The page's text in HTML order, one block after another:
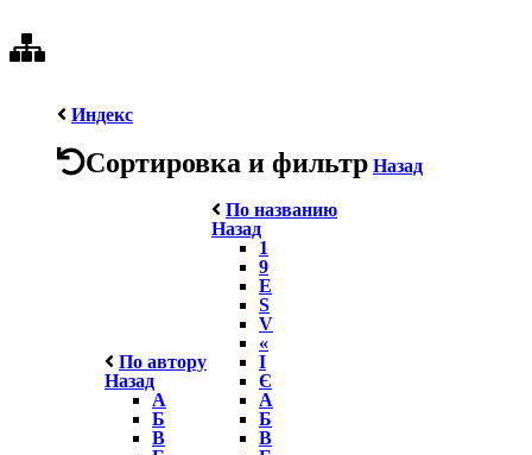
Индекс
Сортировка и фильтр Назад
По автору
Назад
А
Б
В
По названию
Назад
1
9
E
S
V
«
І
Є
А
Б
В